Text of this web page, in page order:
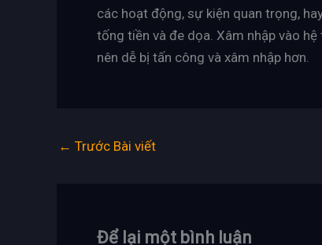
các hoạt động, sự kiện quan trọng,
tống tiền và đe dọa. Xâm nhập vào
nên dễ bị tấn công và xâm nhập hơn.
← Trước Bài viết
Để lại một bình luận